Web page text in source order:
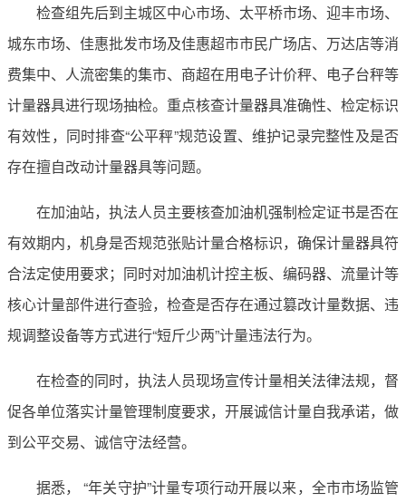
检查组先后到主城区中心市场、太平桥市场、迎丰市场、
城东市场、佳惠批发市场及佳惠超市市民广场店、万达店等消
费集中、人流密集的集市、商超在用电子计价秤、电子台秤等
计量器具进行现场抽检。重点核查计量器具准确性、检定标识
有效性，同时排查“公平秤”规范设置、维护记录完整性及是否
存在擅自改动计量器具等问题。
在加油站，执法人员主要核查加油机强制检定证书是否在
有效期内，机身是否规范张贴计量合格标识，确保计量器具符
合法定使用要求；同时对加油机计控主板、编码器、流量计等
核心计量部件进行查验，检查是否存在通过篡改计量数据、违
规调整设备等方式进行“短斤少两”计量违法行为。
在检查的同时，执法人员现场宣传计量相关法律法规，督
促各单位落实计量管理制度要求，开展诚信计量自我承诺，做
到公平交易、诚信守法经营。
据悉， “年关守护”计量专项行动开展以来，全市市场监管